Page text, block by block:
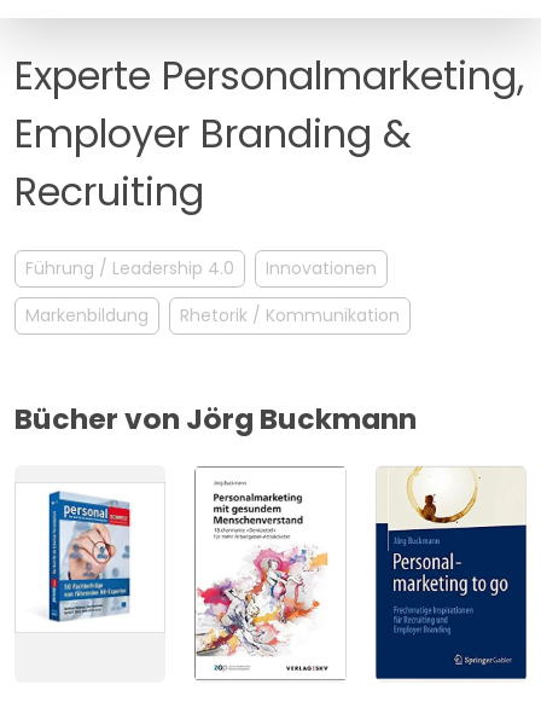
MANAGEMENT
Experte Personalmarketing,
Employer Branding &
Recruiting
Führung / Leadership 4.0
Innovationen
Markenbildung
Rhetorik / Kommunikation
Bücher von Jörg Buckmann